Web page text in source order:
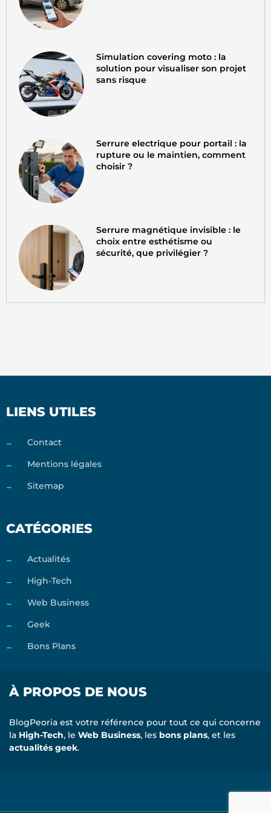
Simulation covering moto : la
solution pour visualiser son projet
sans risque
Serrure electrique pour portail : la
rupture ou le maintien, comment
choisir ?
Serrure magnétique invisible : le
choix entre esthétisme ou
sécurité, que privilégier ?
LIENS UTILES
Contact
Mentions légales
Sitemap
CATÉGORIES
Actualités
High-Tech
Web Business
Geek
Bons Plans
À PROPOS DE NOUS
BlogPeoria est votre référence pour tout ce qui concerne
la High-Tech, le Web Business, les bons plans, et les
actualités geek.